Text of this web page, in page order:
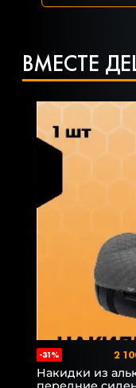
ВМЕСТЕ
-31% 2
Накидки из